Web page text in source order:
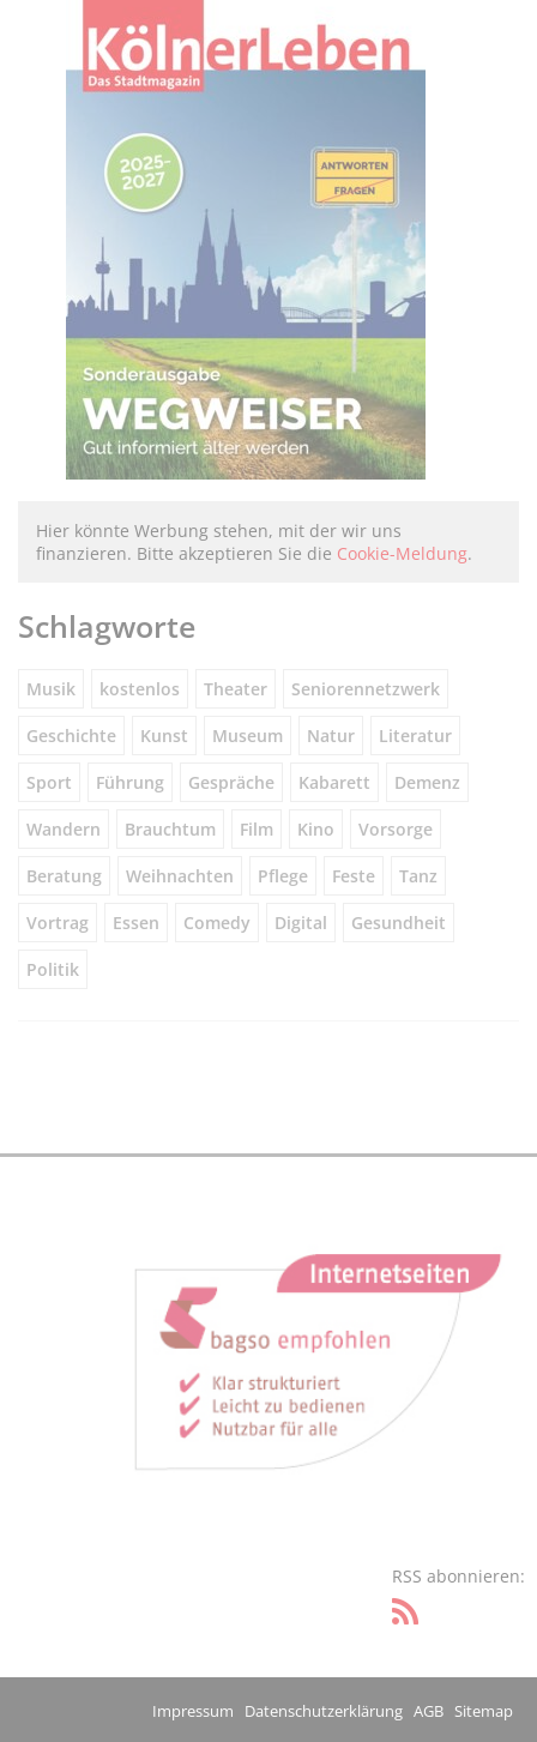
Hier könnte Werbung stehen, mit der wir uns
finanzieren. Bitte akzeptieren Sie die Cookie-Meldung.
Schlagworte
Musik kostenlos Theater Seniorennetzwerk
Geschichte Kunst Museum Natur Literatur
Sport Führung Gespräche Kabarett Demenz
Wandern Brauchtum Film Kino Vorsorge
Beratung Weihnachten Pflege Feste Tanz
Vortrag Essen Comedy Digital Gesundheit
Politik
RSS abonnieren:
Impressum Datenschutzerklärung AGB Sitemap